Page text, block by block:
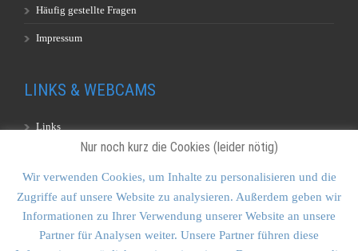
Häufig gestellte Fragen
Impressum
LINKS & WEBCAMS
Links
KONTAKT & SITEMAP
Kontakt
Nur noch kurz die Cookies (leider nötig)
Wir verwenden Cookies, um Inhalte zu personalisieren und die
Zugriffe auf unsere Website zu analysieren. Außerdem geben wir
Informationen zu Ihrer Verwendung unserer Website an unsere
Partner für Analysen weiter. Unsere Partner führen diese